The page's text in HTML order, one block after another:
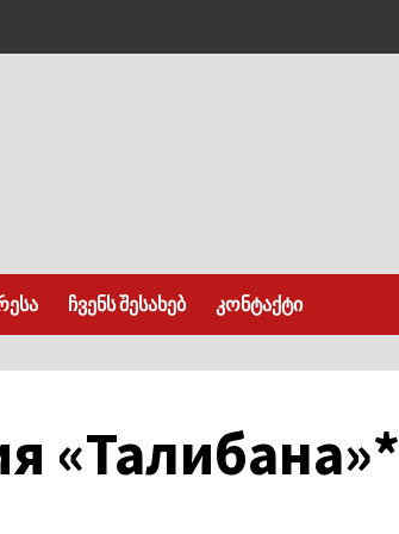
ჩვენს შესახებ კონტაქტი
«Талибана»*